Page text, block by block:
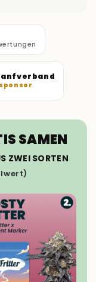
SAMEN
ZWEI SORTEN